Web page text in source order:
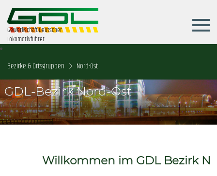
Gewerkschaft Deutscher
Lokomotivführer
Bezirke & Ortsgruppen Nord-Ost
GDL-Bezirk Nord-Ost
Willkommen im GDL Bezirk Nord-